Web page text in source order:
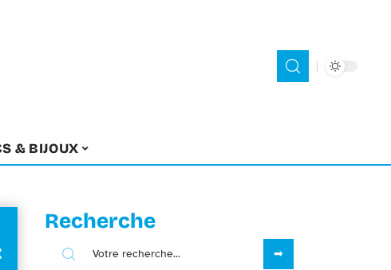
& BIJOUX
Recherche